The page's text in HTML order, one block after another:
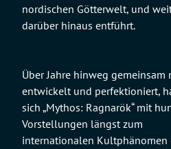
nordischen Götterwelt, und
darüber hinaus entführt.
Über Jahre hinweg
entwickelt und perfektioniert,
sich „Mythos: Ragnarök“ mit
Vorstellungen längst zum
internationalen